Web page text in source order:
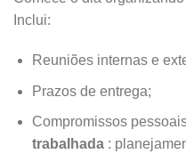
Inclui:
Reuniões internas e
Prazos de entrega;
Compromissos
trabalhada: